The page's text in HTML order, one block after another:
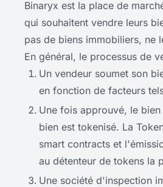
Binaryx est la place de
qui souhaitent vendre leurs
pas de biens immobiliers, ne
En général, le processus de
Un vendeur soumet son
en fonction de facteurs
Une fois approuvé, le
bien est tokenisé. La
smart contracts et
au détenteur de tokens la
Une société d'inspection